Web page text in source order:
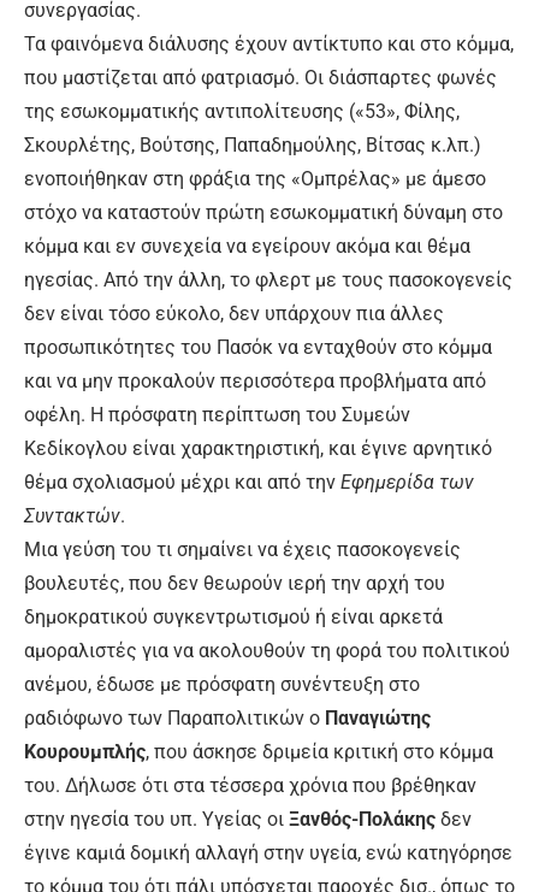
συνεργασίας.
Τα φαινόμενα διάλυσης έχουν αντίκτυπο και στο κόμμα,
που μαστίζεται από φατριασμό. Οι διάσπαρτες φωνές
της εσωκομματικής αντιπολίτευσης («53», Φίλης,
Σκουρλέτης, Βούτσης, Παπαδημούλης, Βίτσας κ.λπ.)
ενοποιήθηκαν στη φράξια της «Ομπρέλας» με άμεσο
στόχο να καταστούν πρώτη εσωκομματική δύναμη στο
κόμμα και εν συνεχεία να εγείρουν ακόμα και θέμα
ηγεσίας. Από την άλλη, το φλερτ με τους πασοκογενείς
δεν είναι τόσο εύκολο, δεν υπάρχουν πια άλλες
προσωπικότητες του Πασόκ να ενταχθούν στο κόμμα
και να μην προκαλούν περισσότερα προβλήματα από
οφέλη. Η πρόσφατη περίπτωση του Συμεών
Κεδίκογλου είναι χαρακτηριστική, και έγινε αρνητικό
θέμα σχολιασμού μέχρι και από την Εφημερίδα των
Συντακτών.
Μια γεύση του τι σημαίνει να έχεις πασοκογενείς
βουλευτές, που δεν θεωρούν ιερή την αρχή του
δημοκρατικού συγκεντρωτισμού ή είναι αρκετά
αμοραλιστές για να ακολουθούν τη φορά του πολιτικού
ανέμου, έδωσε με πρόσφατη συνέντευξη στο
ραδιόφωνο των Παραπολιτικών ο Παναγιώτης
Κουρουμπλής, που άσκησε δριμεία κριτική στο κόμμα
του. Δήλωσε ότι στα τέσσερα χρόνια που βρέθηκαν
στην ηγεσία του υπ. Υγείας οι Ξανθός-Πολάκης δεν
έγινε καμιά δομική αλλαγή στην υγεία, ενώ κατηγόρησε
το κόμμα του ότι πάλι υπόσχεται παροχές δισ., όπως το